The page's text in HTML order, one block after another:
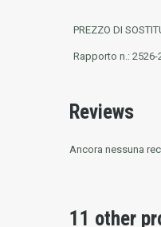
PREZZO DI
Rapporto n.: 2526-
Reviews
Ancora nessuna
11 other